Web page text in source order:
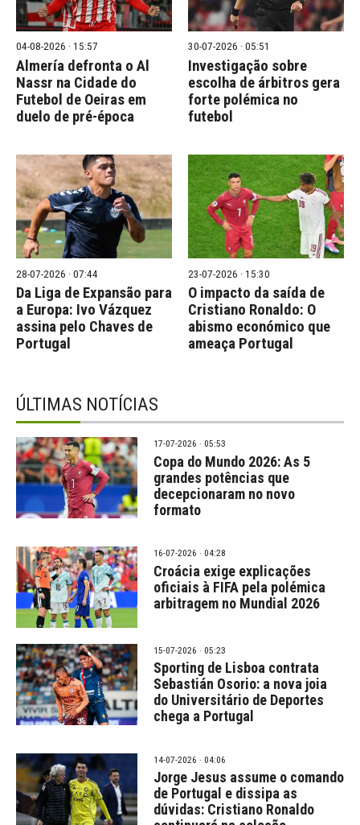
04-08-2026 · 15:57
Almería defronta o Al
Nassr na Cidade do
Futebol de Oeiras em
duelo de pré-época
30-07-2026 · 05:51
Investigação sobre
escolha de árbitros gera
forte polémica no
futebol
28-07-2026 · 07:44
Da Liga de Expansão para
a Europa: Ivo Vázquez
assina pelo Chaves de
Portugal
23-07-2026 · 15:30
O impacto da saída de
Cristiano Ronaldo: O
abismo económico que
ameaça Portugal
ÚLTIMAS NOTÍCIAS
17-07-2026 · 05:53
Copa do Mundo 2026: As 5
grandes potências que
decepcionaram no novo
formato
16-07-2026 · 04:28
Croácia exige explicações
oficiais à FIFA pela polémica
arbitragem no Mundial 2026
15-07-2026 · 05:23
Sporting de Lisboa contrata
Sebastián Osorio: a nova joia
do Universitário de Deportes
chega a Portugal
14-07-2026 · 04:06
Jorge Jesus assume o comando
de Portugal e dissipa as
dúvidas: Cristiano Ronaldo